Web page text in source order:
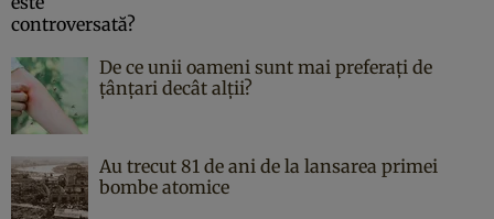
De ce unii oameni sunt mai preferați de
țânțari decât alții?
Au trecut 81 de ani de la lansarea primei
bombe atomice